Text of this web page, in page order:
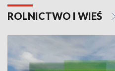
ROLNICTWO I WIEŚ